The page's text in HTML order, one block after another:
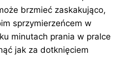
brzmieć zaskakująco,
sprzymierzeńcem w
minutach prania w pralce
jak za dotknięciem